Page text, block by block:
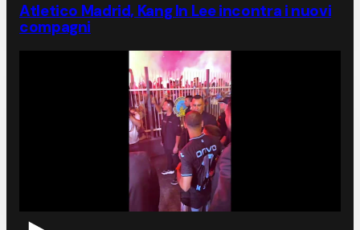
Atletico Madrid, Kang In Lee incontra i nuovi
compagni